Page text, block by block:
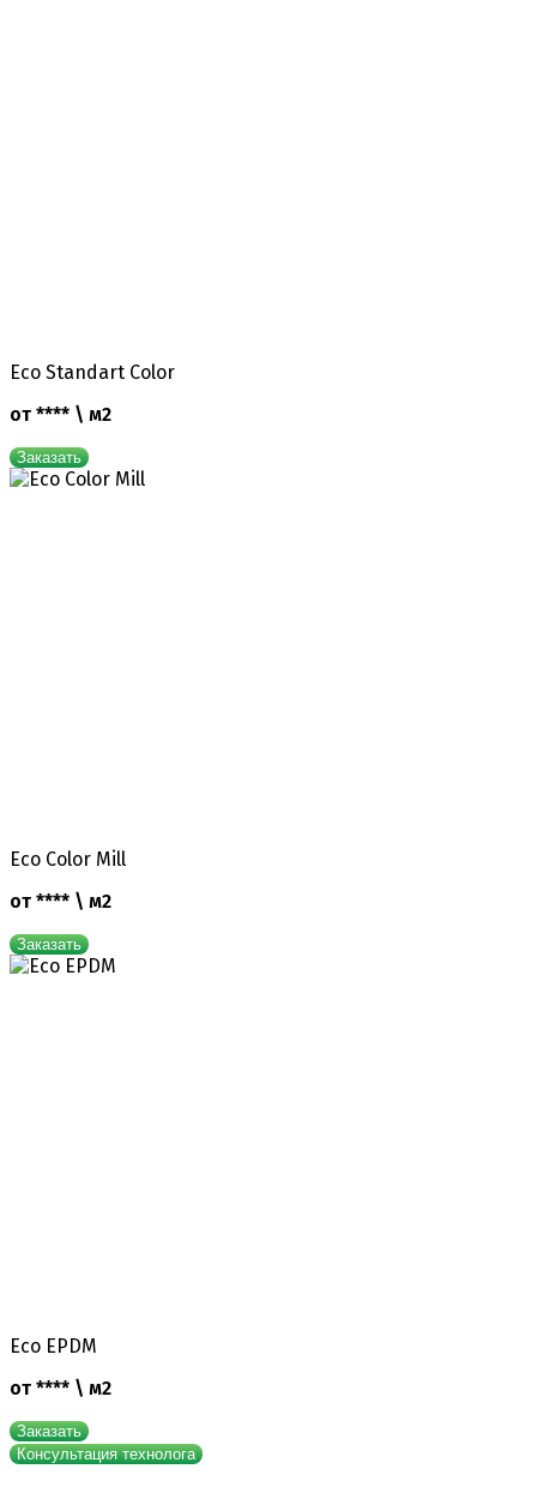
Eco Standart Color
от **** \ м2
Заказать
Eco Color Mill
от **** \ м2
Заказать
Eco EPDM
от **** \ м2
Заказать
Консультация технолога